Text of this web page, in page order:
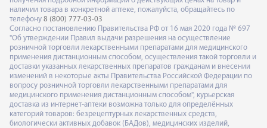
наличии товара в конкретной аптеке, пожалуйста, обращайтесь по
телефону 8 (800) 777-03-03
Согласно постановлению Правительства РФ от 16 мая 2020 года № 697
"Об утверждении Правил выдачи разрешения на осуществление
розничной торговли лекарственными препаратами для медицинского
применения дистанционным способом, осуществления такой торговли и
доставки указанных лекарственных препаратов гражданам и внесении
изменений в некоторые акты Правительства Российской Федерации по
вопросу розничной торговли лекарственными препаратами для
медицинского применения дистанционным способом", курьерская
доставка из интернет-аптеки возможна только для определённых
категорий товаров: безрецептурных лекарственных средств,
биологически активных добавок (БАДов), медицинских изделий,